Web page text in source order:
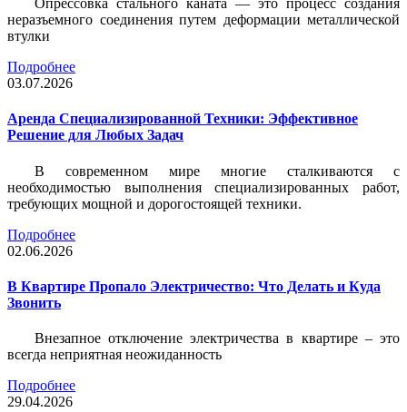
Опрессовка стального каната — это процесс создания
неразъемного соединения путем деформации металлической
втулки
Подробнее
03.07.2026
Аренда Специализированной Техники: Эффективное
Решение для Любых Задач
В современном мире многие сталкиваются с
необходимостью выполнения специализированных работ,
требующих мощной и дорогостоящей техники.
Подробнее
02.06.2026
В Квартире Пропало Электричество: Что Делать и Куда
Звонить
Внезапное отключение электричества в квартире – это
всегда неприятная неожиданность
Подробнее
29.04.2026